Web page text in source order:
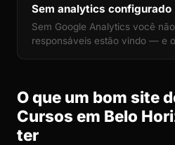
Sem analytics configurado
Sem Google Analytics você
responsáveis estão vindo — e
O que um bom site
Cursos em Belo
ter